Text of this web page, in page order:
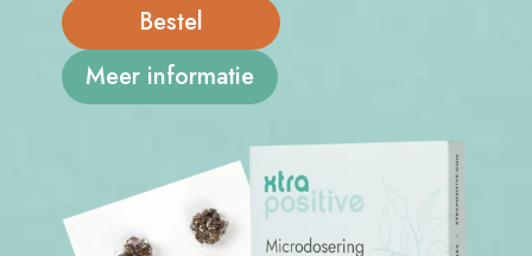
Bestel
Meer informatie